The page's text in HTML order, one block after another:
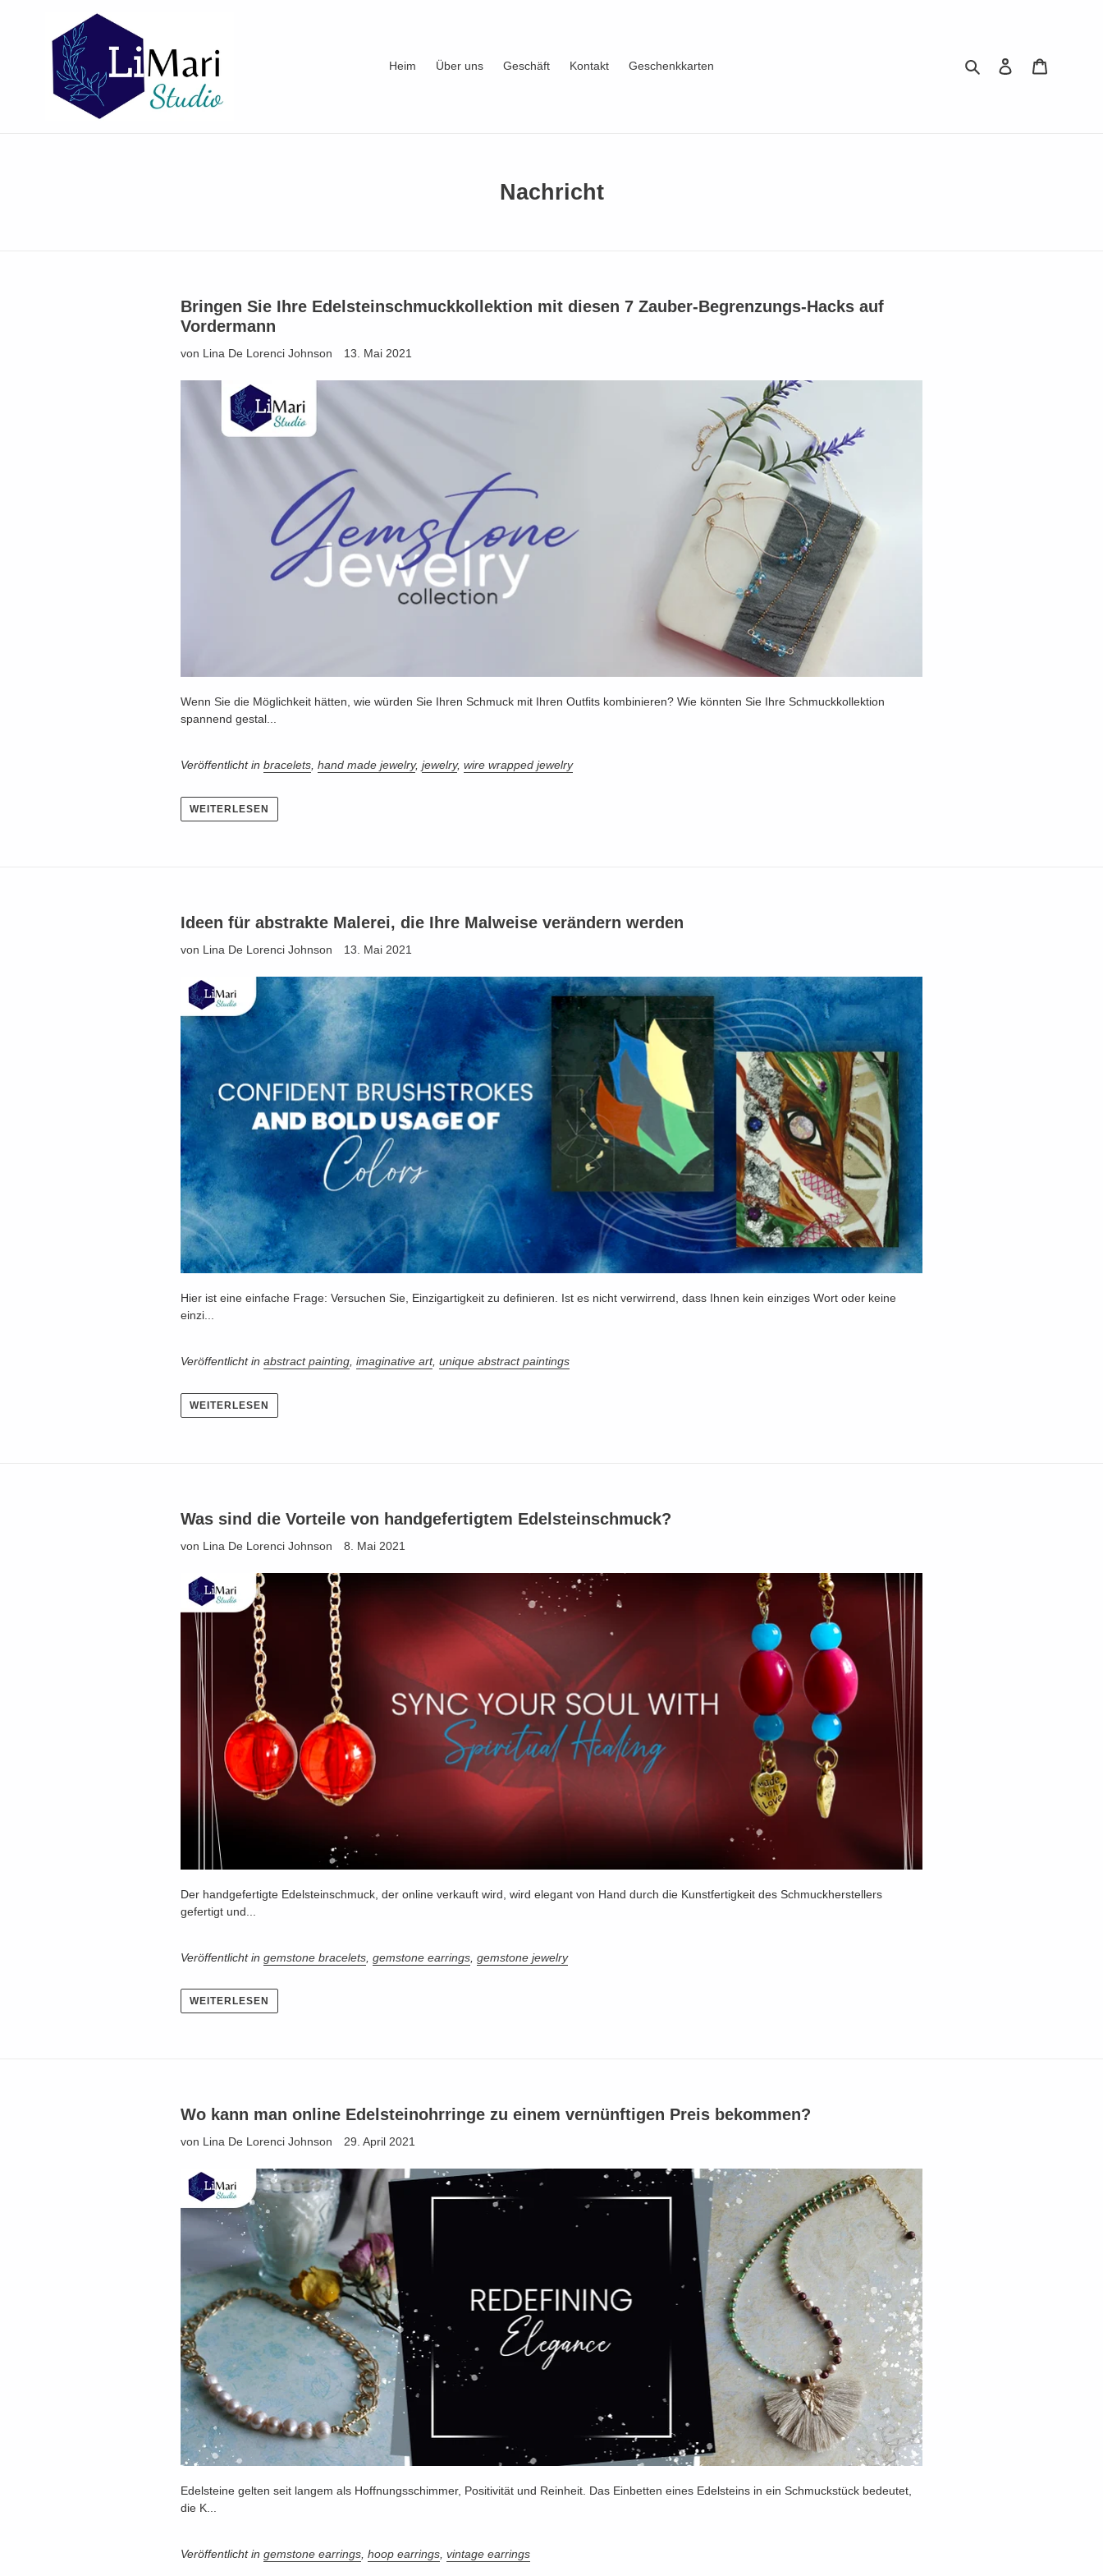
Heim
Über uns Geschäft Kontakt Geschenkkarten Suchen Einloggen
Nachricht
Bringen Sie Ihre Edelsteinschmuckkollektion mit diesen 7 Zauber-Begrenzungs-Hacks auf
Vordermann
von Lina De Lorenci Johnson 13. Mai 2021
Wenn Sie die Möglichkeit hätten, wie würden Sie Ihren Schmuck mit Ihren Outfits kombinieren? Wie könnten Sie Ihre Schmuckkollektion
spannend gestal...
Veröffentlicht inbracelets,hand made jewelry,jewelry,wire wrapped jewelry
WEITERLESEN
Ideen für abstrakte Malerei, die Ihre Malweise verändern werden
von Lina De Lorenci Johnson 13. Mai 2021
Hier ist eine einfache Frage: Versuchen Sie, Einzigartigkeit zu definieren. Ist es nicht verwirrend, dass Ihnen kein einziges Wort oder keine
einzi...
Veröffentlicht inabstract painting ,imaginative art,unique abstract paintings
WEITERLESEN
Was sind die Vorteile von handgefertigtem Edelsteinschmuck?
von Lina De Lorenci Johnson 8. Mai 2021
Der handgefertigte Edelsteinschmuck, der online verkauft wird, wird elegant von Hand durch die Kunstfertigkeit des Schmuckherstellers
gefertigt und...
Veröffentlicht ingemstone bracelets ,gemstone earrings ,gemstone jewelry
WEITERLESEN
Wo kann man online Edelsteinohrringe zu einem vernünftigen Preis bekommen?
von Lina De Lorenci Johnson 29. April 2021
Edelsteine ​​gelten seit langem als Hoffnungsschimmer, Positivität und Reinheit. Das Einbetten eines Edelsteins in ein Schmuckstück bedeutet,
die K...
Veröffentlicht ingemstone earrings ,hoop earrings ,vintage earrings